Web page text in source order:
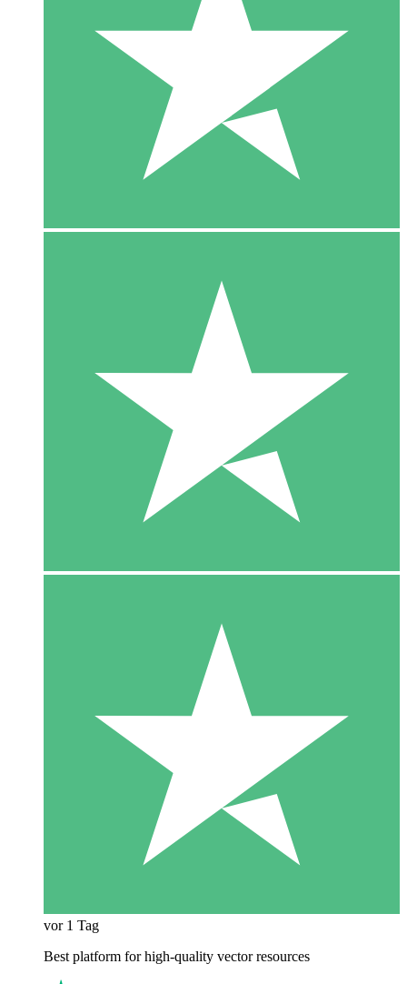
vor 1 Tag
Best platform for high-quality vector resources